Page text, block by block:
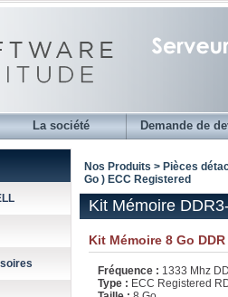
La société Demande de
Nos Produits > Pièces
Go ) ECC Registered
Kit Mémoire
Kit Mémoire 8 Go DDR
Fréquence : 1333 Mhz
Type : ECC Registered